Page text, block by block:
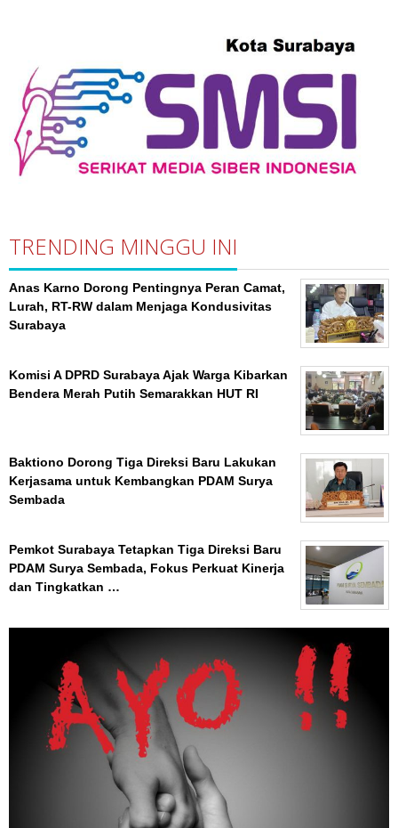
TRENDING MINGGU INI
Anas Karno Dorong Pentingnya Peran Camat,
Lurah, RT-RW dalam Menjaga Kondusivitas
Surabaya
Komisi A DPRD Surabaya Ajak Warga Kibarkan
Bendera Merah Putih Semarakkan HUT RI
Baktiono Dorong Tiga Direksi Baru Lakukan
Kerjasama untuk Kembangkan PDAM Surya
Sembada
Pemkot Surabaya Tetapkan Tiga Direksi Baru
PDAM Surya Sembada, Fokus Perkuat Kinerja
dan Tingkatkan …